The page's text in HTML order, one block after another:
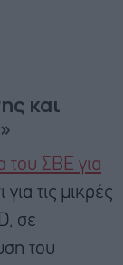
και
του ΣΒΕ για
για τις μικρές
σε
του